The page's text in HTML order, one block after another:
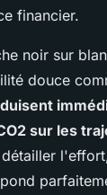
financier.
noir sur
douce
sur les